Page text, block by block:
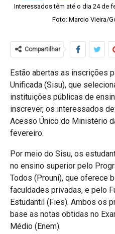
Interessados têm até o dia 24 de
Foto: Marcio Vieira/
Compartilhar
Estão abertas as inscrições
Unificada (Sisu), que
instituições públicas de
inscrever, os interessados
Acesso Único do Ministério
fevereiro.
Por meio do Sisu, os
no ensino superior pelo
Todos (Prouni), que oferece
faculdades privadas, e pelo
Estudantil (Fies). Ambos os
base as notas obtidas no
Médio (Enem).